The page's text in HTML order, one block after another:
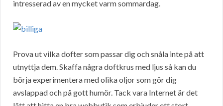
intresserad av en mycket varm sommardag.
Prova ut vilka dofter som passar dig och snåla inte på att
utnyttja dem. Skaffa några doftkrus med ljus så kan du
börja experimentera med olika oljor som gör dig
avslappad och på gott humör. Tack vara Internet är det